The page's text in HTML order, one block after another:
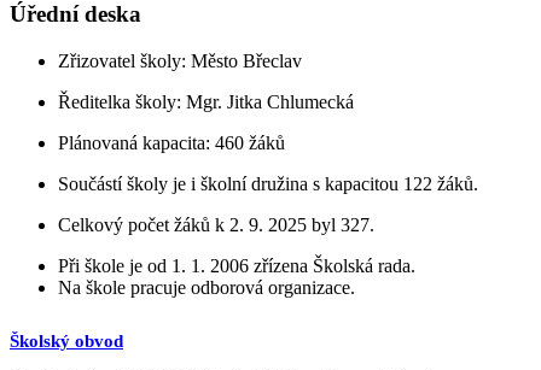
Úřední deska
Zřizovatel školy: Město Břeclav
Ředitelka školy: Mgr. Jitka Chlumecká
Plánovaná kapacita: 460 žáků
Součástí školy je i školní družina s kapacitou 122 žáků.
Celkový počet žáků k 2. 9. 2025 byl 327.
Při škole je od 1. 1. 2006 zřízena Školská rada.
Na škole pracuje odborová organizace.
Školský obvod